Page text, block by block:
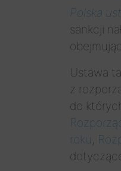
Polska
sankcji
Ustawa
z
do
roku,